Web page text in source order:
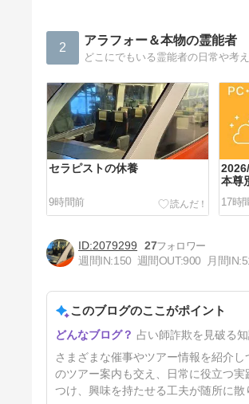
2 アラフォー＆本物の霊能者
セラピストの休養
9時間前
本尊
17時
2026/08/06 今日の占い 十二支
本尊別アドバイス
2日前
2079299
27
週間IN:150 週間OUT:900 月間IN:
このブログのここがポイント
占い師詐欺を見破る
さまざまな催事やツアー情報を紹介
のツアー案内も交え、日常に役立つ
つけ、興味を持たせる工夫が随所に散